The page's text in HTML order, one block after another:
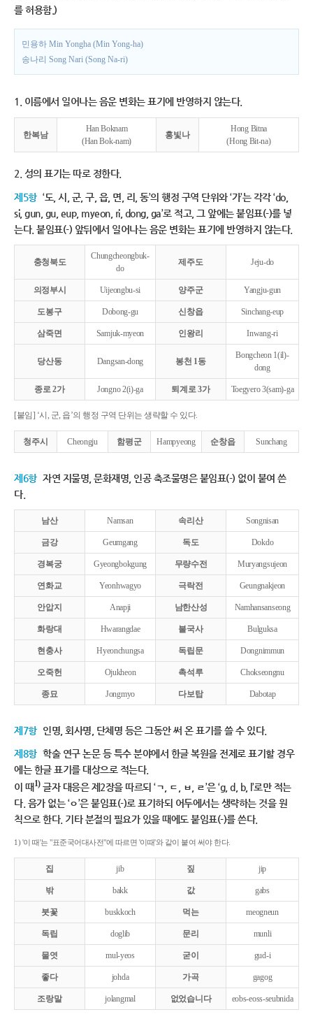
를 허용함.)
민용하 Min Yongha (Min Yong-ha)
송나리 Song Nari (Song Na-ri)
1. 이름에서 일어나는 음운 변화는 표기에 반영하지 않는다.
한복남
Han Boknam
(Han Bok-nam)
홍빛나
Hong Bitna
(Hong Bit-na)
2. 성의 표기는 따로 정한다.
제5항 ‘도, 시, 군, 구, 읍, 면, 리, 동’의 행정 구역 단위와 ‘가’는 각각 ‘do,
si, gun, gu, eup, myeon, ri, dong, ga’로 적고, 그 앞에는 붙임표(-)를 넣
는다. 붙임표(-) 앞뒤에서 일어나는 음운 변화는 표기에 반영하지 않는다.
충청북도
Chungcheongbuk-
do
제주도 Jeju-do
의정부시 Uijeongbu-si 양주군 Yangju-gun
도봉구 Dobong-gu 신창읍 Sinchang-eup
삼죽면 Samjuk-myeon 인왕리 Inwang-ri
당산동 Dangsan-dong 봉천 1동
Bongcheon 1(il)-
dong
종로 2가 Jongno 2(i)-ga 퇴계로 3가 Toegyero 3(sam)-ga
[붙임] ‘시, 군, 읍’의 행정 구역 단위는 생략할 수 있다.
청주시 Cheongju 함평군 Hampyeong 순창읍 Sunchang
제6항 자연 지물명, 문화재명, 인공 축조물명은 붙임표(-) 없이 붙여 쓴
다.
남산 Namsan 속리산 Songnisan
금강 Geumgang 독도 Dokdo
경복궁 Gyeongbokgung 무량수전 Muryangsujeon
연화교 Yeonhwagyo 극락전 Geungnakjeon
안압지 Anapji 남한산성 Namhansanseong
화랑대 Hwarangdae 불국사 Bulguksa
현충사 Hyeonchungsa 독립문 Dongnimmun
오죽헌 Ojukheon 촉석루 Chokseongnu
종묘 Jongmyo 다보탑 Dabotap
제7항 인명, 회사명, 단체명 등은 그동안 써 온 표기를 쓸 수 있다.
제8항 학술 연구 논문 등 특수 분야에서 한글 복원을 전제로 표기할 경우
에는 한글 표기를 대상으로 적는다.
이 때1)글자 대응은 제2장을 따르되 ‘ㄱ, ㄷ, ㅂ, ㄹ’은 ‘g, d, b, l’로만 적는
다. 음가 없는 ‘ㅇ’은 붙임표(-)로 표기하되 어두에서는 생략하는 것을 원
칙으로 한다. 기타 분절의 필요가 있을 때에도 붙임표(-)를 쓴다.
1) '이 때'는 "표준국어대사전"에 따르면 '이때'와 같이 붙여 써야 한다.
집 jib 짚 jip
밖 bakk 값 gabs
붓꽃 buskkoch 먹는 meogneun
독립 doglib 문리 munli
물엿 mul-yeos 굳이 gud-i
좋다 johda 가곡 gagog
조랑말 jolangmal 없었습니다 eobs-eoss-seubnida